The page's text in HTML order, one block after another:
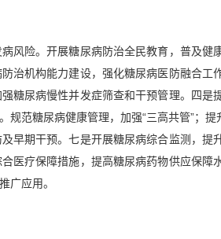
风险。开展糖尿病防治全民教育，普及
治机构能力建设，强化糖尿病医防融合
糖尿病慢性并发症筛查和干预管理。四
范糖尿病健康管理，加强“三高共管”；
早期干预。七是开展糖尿病综合监测，
医疗保障措施，提高糖尿病药物供应保
广应用。